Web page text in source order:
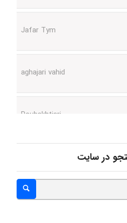
hosein abdolvand
در سایت